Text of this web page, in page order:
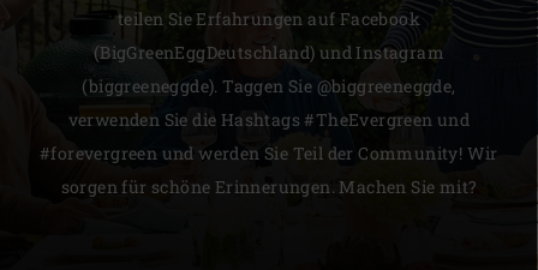
teilen Sie Erfahrungen auf Facebook
(BigGreenEggDeutschland) und Instagram
(biggreeneggde). Taggen Sie @biggreeneggde,
verwenden Sie die Hashtags #TheEvergreen und
#forevergreen und werden Sie Teil der Community! Wir
sorgen für schöne Erinnerungen. Machen Sie mit?